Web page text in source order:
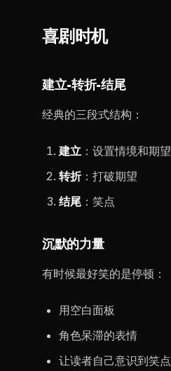
喜剧时机
建立-转折-结尾
经典的三段式结构：
建立 ：设置情境和期望
转折：打破期望
结尾 ：笑点
沉默的力量
有时候最好笑的是停顿：
用空白面板
角色呆滞的表情
让读者自己意识到笑点